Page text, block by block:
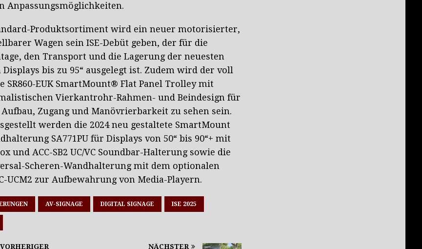
Anpassungsmöglichkeiten.
Produktsortiment wird ein neuer motorisierter,
Wagen sein ISE-Debüt geben, der für die
den Transport und die Lagerung der neuesten
bis zu 95“ ausgelegt ist. Zudem wird der voll
SR860-EUK SmartMount® Flat Panel Trolley mit
Vierkantrohr-Rahmen- und Beindesign für
Zugang und Manövrierbarkeit zu sehen sein.
werden die 2024 neu gestaltete SmartMount
SA771PU für Displays von 50“ bis 90“+ mit
und ACC-SB2 UC/VC Soundbar-Halterung sowie die
Scheren-Wandhalterung mit dem optionalen
UCM2 zur Aufbewahrung von Media-Playern.
AV-SIGNAGE DIGITAL SIGNAGE ISE 2025
VORHERIGER NÄCHSTER